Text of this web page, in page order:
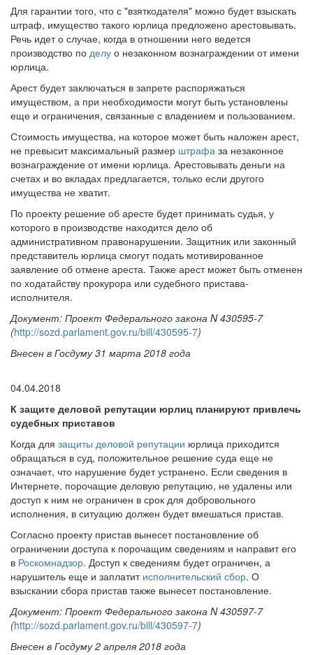
Для гарантии того, что с "взяткодателя" можно будет взыскать
штраф, имущество такого юрлица предложено арестовывать.
Речь идет о случае, когда в отношении него ведется
производство по делу о незаконном вознаграждении от имени
юрлица.
Арест будет заключаться в запрете распоряжаться
имуществом, а при необходимости могут быть установлены
еще и ограничения, связанные с владением и пользованием.
Стоимость имущества, на которое может быть наложен арест,
не превысит максимальный размер штрафа за незаконное
вознаграждение от имени юрлица. Арестовывать деньги на
счетах и во вкладах предлагается, только если другого
имущества не хватит.
По проекту решение об аресте будет принимать судья, у
которого в производстве находится дело об
административном правонарушении. Защитник или законный
представитель юрлица смогут подать мотивированное
заявление об отмене ареста. Также арест может быть отменен
по ходатайству прокурора или судебного пристава-
исполнителя.
Документ: Проект Федерального закона N 430595-7
(http://sozd.parlament.gov.ru/bill/430595-7)
Внесен в Госдуму 31 марта 2018 года
04.04.2018
К защите деловой репутации юрлиц планируют привлечь
судебных приставов
Когда для защиты деловой репутации юрлица приходится
обращаться в суд, положительное решение суда еще не
означает, что нарушение будет устранено. Если сведения в
Интернете, порочащие деловую репутацию, не удалены или
доступ к ним не ограничен в срок для добровольного
исполнения, в ситуацию должен будет вмешаться пристав.
Согласно проекту пристав вынесет постановление об
ограничении доступа к порочащим сведениям и направит его
в Роскомнадзор. Доступ к сведениям будет ограничен, а
нарушитель еще и заплатит исполнительский сбор. О
взыскании сбора пристав также вынесет постановление.
Документ: Проект Федерального закона N 430597-7
(http://sozd.parlament.gov.ru/bill/430597-7)
Внесен в Госдуму 2 апреля 2018 года